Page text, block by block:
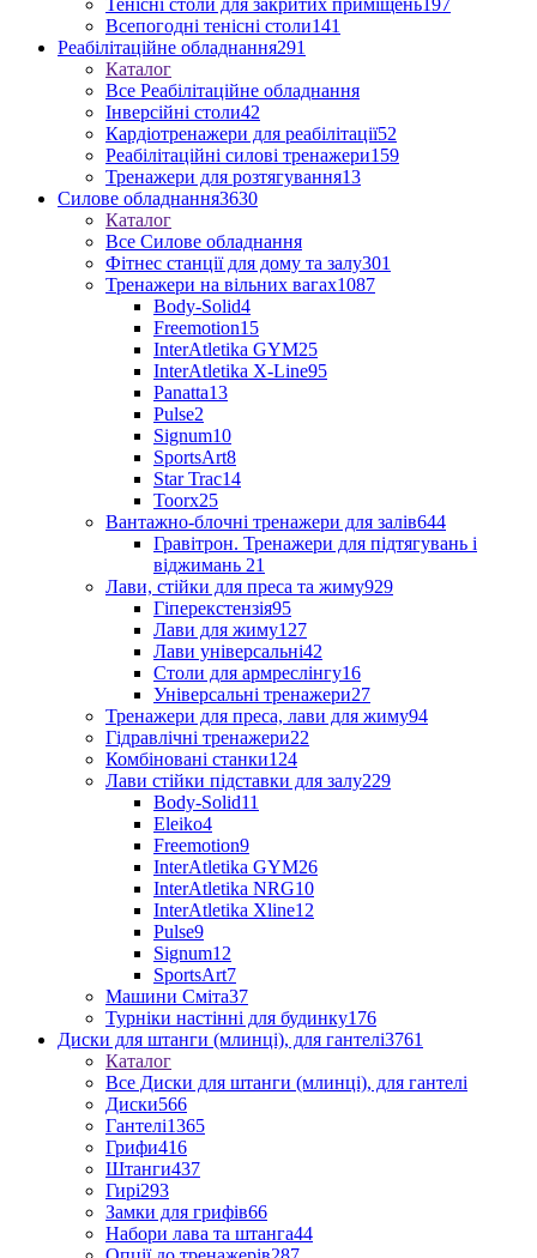
Тенісні столи для закритих приміщень197
Всепогодні тенісні столи141
Реабілітаційне обладнання291
Каталог
Все Реабілітаційне обладнання
Інверсійні столи42
Кардіотренажери для реабілітації52
Реабілітаційні силові тренажери159
Тренажери для розтягування13
Силове обладнання3630
Каталог
Все Силове обладнання
Фітнес станції для дому та залу301
Тренажери на вільних вагах1087
Body-Solid4
Freemotion15
InterAtletika GYM25
InterAtletika X-Line95
Panatta13
Pulse2
Signum10
SportsArt8
Star Trac14
Toorx25
Вантажно-блочні тренажери для залів644
Гравітрон. Тренажери для підтягувань і
віджимань 21
Лави, стійки для преса та жиму929
Гіперекстензія95
Лави для жиму127
Лави універсальні42
Столи для армреслінгу16
Універсальні тренажери27
Тренажери для преса, лави для жиму94
Гідравлічні тренажери22
Комбіновані станки124
Лави стійки підставки для залу229
Body-Solid11
Eleiko4
Freemotion9
InterAtletika GYM26
InterAtletika NRG10
InterAtletika Xline12
Pulse9
Signum12
SportsArt7
Машини Сміта37
Турніки настінні для будинку176
Диски для штанги (млинці), для гантелі3761
Каталог
Все Диски для штанги (млинці), для гантелі
Диски566
Гантелі1365
Грифи416
Штанги437
Гирі293
Замки для грифів66
Набори лава та штанга44